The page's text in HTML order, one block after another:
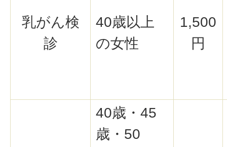
乳がん検
診
40歳以上
の女性
1,500
円
40歳・45
歳・50